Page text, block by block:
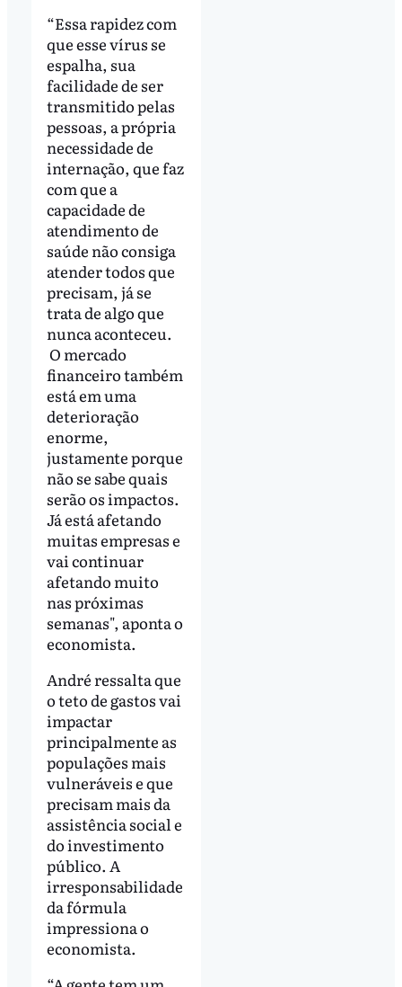
“Essa rapidez com
que esse vírus se
espalha, sua
facilidade de ser
transmitido pelas
pessoas, a própria
necessidade de
internação, que faz
com que a
capacidade de
atendimento de
saúde não consiga
atender todos que
precisam, já se
trata de algo que
nunca aconteceu.
O mercado
financeiro também
está em uma
deterioração
enorme,
justamente porque
não se sabe quais
serão os impactos.
Já está afetando
muitas empresas e
vai continuar
afetando muito
nas próximas
semanas", aponta o
economista.
André ressalta que
o teto de gastos vai
impactar
principalmente as
populações mais
vulneráveis e que
precisam mais da
assistência social e
do investimento
público. A
irresponsabilidade
da fórmula
impressiona o
economista.